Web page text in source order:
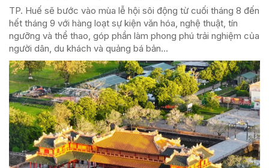
TP. Huế sẽ bước vào mùa lễ hội sôi động từ cuối tháng 8 đến
hết tháng 9 với hàng loạt sự kiện văn hóa, nghệ thuật, tín
ngưỡng và thể thao, góp phần làm phong phú trải nghiệm của
người dân, du khách và quảng bá bản...